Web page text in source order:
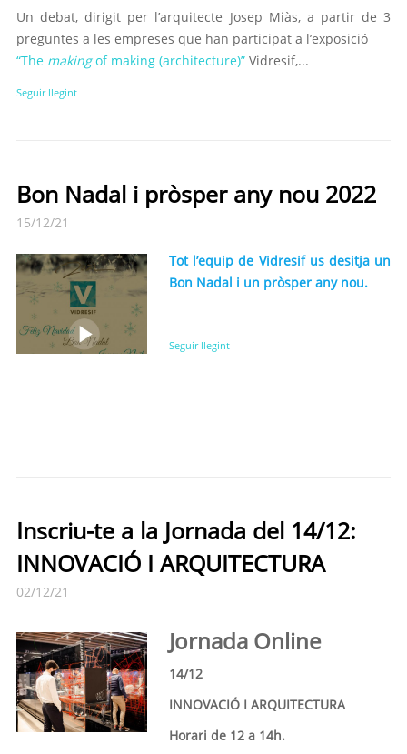
Un debat, dirigit per l’arquitecte Josep Miàs, a partir de 3
preguntes a les empreses que han participat a l’exposició
“The makingof making (architecture)” Vidresif,...
Seguir llegint
Bon Nadal i pròsper any nou 2022
15/12/21
Tot l’equip de Vidresif us desitja un
Bon Nadal i un pròsper any nou.
Seguir llegint
Inscriu-te a la Jornada del 14/12:
INNOVACIÓ I ARQUITECTURA
02/12/21
Jornada Online
14/12
INNOVACIÓ I ARQUITECTURA
Horari de 12 a 14h.